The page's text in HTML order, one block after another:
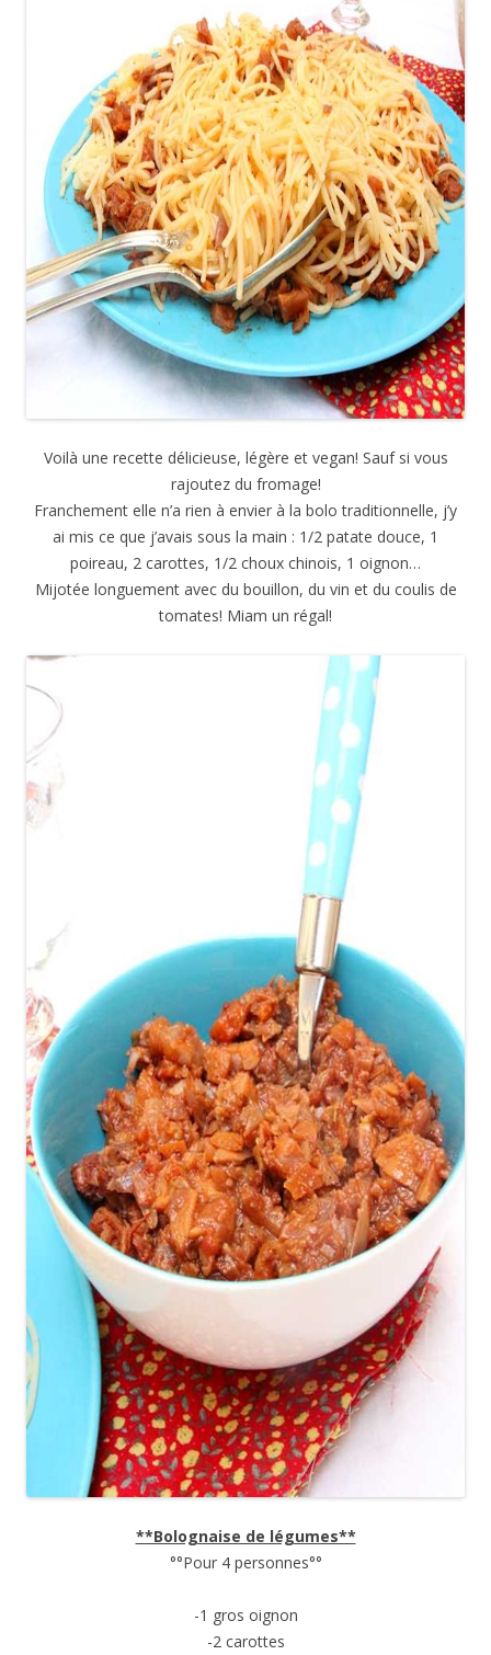
Voilà une recette délicieuse, légère et vegan! Sauf si vous
rajoutez du fromage!
Franchement elle n’a rien à envier à la bolo traditionnelle, j’y
ai mis ce que j’avais sous la main : 1/2 patate douce, 1
poireau, 2 carottes, 1/2 choux chinois, 1 oignon…
Mijotée longuement avec du bouillon, du vin et du coulis de
tomates! Miam un régal!
**Bolognaise de légumes**
°°Pour 4 personnes°°
-1 gros oignon
-2 carottes